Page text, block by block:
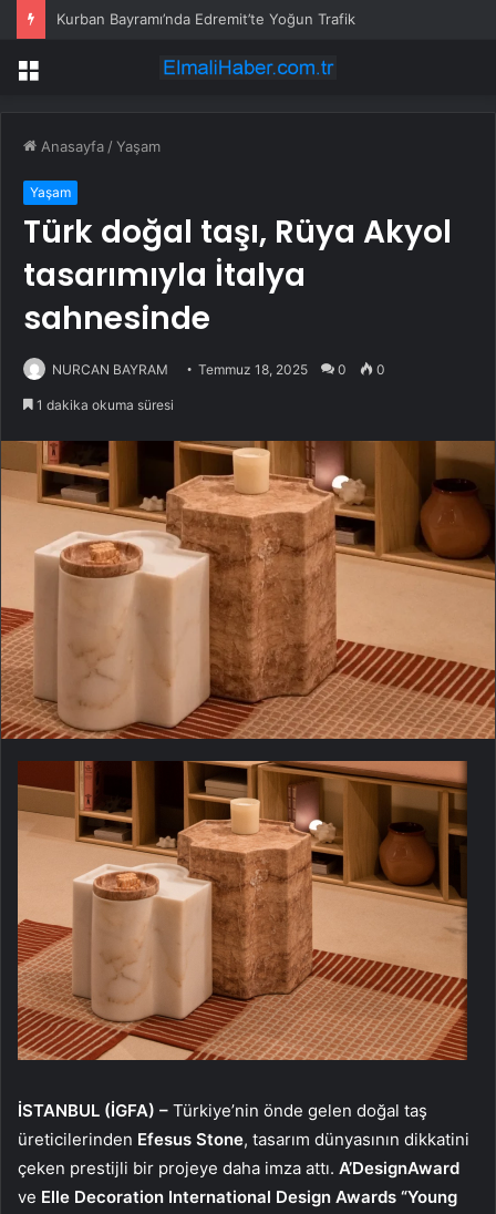
Menü
Anasayfa /Yaşam
Yaşam
Türk doğal taşı, Rüya Akyol
tasarımıyla İtalya
sahnesinde
NURCAN BAYRAM Temmuz 18, 2025 0 0
1 dakika okuma süresi
İSTANBUL (İGFA) – Türkiye’nin önde gelen doğal taş
üreticilerinden Efesus Stone, tasarım dünyasının dikkatini
çeken prestijli bir projeye daha imza attı. A’DesignAward
ve Elle Decoration International Design Awards “Young